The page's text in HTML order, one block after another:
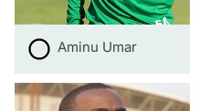
Aminu Umar